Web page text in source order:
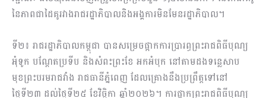
នៃភាពជាដៃគូរវាងរាជរដ្ឋាភិបាលនិងអង្គការមិនមែនរដ្ឋាភិបាល។
ទី២៖ រាជរដ្ឋាភិបាលកម្ពុជា បានសម្រេចផ្អាកការប្រារព្ធព្រះរាជពិធីបុណ្យ
អុំទូក បណ្តែតប្រទីប និងសំពះព្រះខែ អកអំបុក នៅតាមដងទន្លេសាប
មុខព្រះបរមរាជវាំង រាជធានីភ្នំពេញ ដែលគ្រោងនឹងប្រព្រឹត្តទៅនៅ
ថ្ងៃទី២៣ ដល់ថ្ងៃទី២៥ ខែវិច្ឆិកា ឆ្នាំ២០២៦។ ការផ្អាកព្រះរាជពិធីបុណ្យ